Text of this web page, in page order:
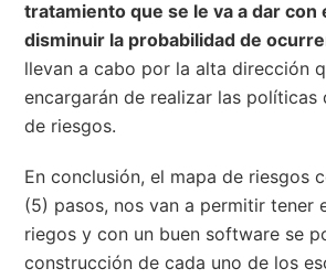
tratamiento que se le va a dar con
disminuir la probabilidad de
llevan a cabo por la alta dirección
encargarán de realizar las políticas
de riesgos.
En conclusión, el mapa de riesgos
(5) pasos, nos van a permitir tener
riegos y con un buen software se
construcción de cada uno de los